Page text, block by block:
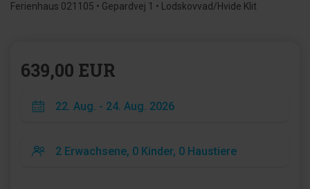
Ferienhaus 021105 • Gepardvej 1 • Lodskovvad/Hvide Klit
639,00 EUR